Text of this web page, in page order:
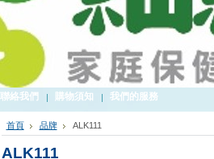
聯絡我們 購物須知 我們的服務
首頁 品牌 ALK111
ALK111